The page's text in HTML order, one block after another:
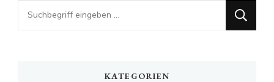
Looking
for
KATEGORIEN